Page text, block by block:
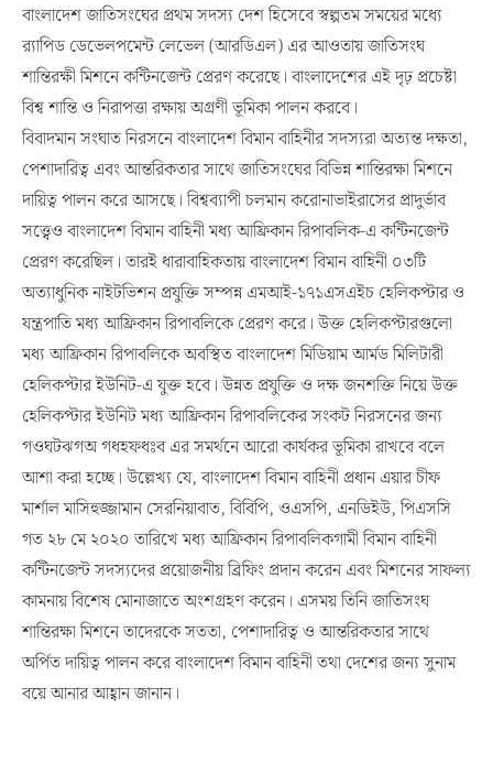
বাংলাদেশ জাতিসংঘের প্রথম সদস্য দেশ হিসেবে স্বল্পতম সময়ের মধ্যে
র‌্যাপিড ডেভেলপমেন্ট লেভেল (আরডিএল) এর আওতায় জাতিসংঘ
শান্তিরক্ষী মিশনে কন্টিনজেন্ট প্রেরণ করেছে। বাংলাদেশের এই দৃঢ় প্রচেষ্টা
বিশ্ব শান্তি ও নিরাপত্তা রক্ষায় অগ্রণী ভূমিকা পালন করবে।
বিবাদমান সংঘাত নিরসনে বাংলাদেশ বিমান বাহিনীর সদস্যরা অত্যন্ত দক্ষতা,
পেশাদারিত্ব এবং আন্তরিকতার সাথে জাতিসংঘের বিভিন্ন শান্তিরক্ষা মিশনে
দায়িত্ব পালন করে আসছে। বিশ্বব্যাপী চলমান করোনাভাইরাসের প্রাদুর্ভাব
সত্ত্বেও বাংলাদেশ বিমান বাহিনী মধ্য আফ্রিকান রিপাবলিক-এ কন্টিনজেন্ট
প্রেরণ করেছিল। তারই ধারাবাহিকতায় বাংলাদেশ বিমান বাহিনী ০৩টি
অত্যাধুনিক নাইটভিশন প্রযুক্তি সম্পন্ন এমআই-১৭১এসএইচ হেলিকপ্টার ও
যন্ত্রপাতি মধ্য আফ্রিকান রিপাবলিকে প্রেরণ করে। উক্ত হেলিকপ্টারগুলো
মধ্য আফ্রিকান রিপাবলিকে অবস্থিত বাংলাদেশ মিডিয়াম আর্মড মিলিটারী
হেলিকপ্টার ইউনিট-এ যুক্ত হবে। উন্নত প্রযুক্তি ও দক্ষ জনশক্তি নিয়ে উক্ত
হেলিকপ্টার ইউনিট মধ্য আফ্রিকান রিপাবলিকের সংকট নিরসনের জন্য
গওঘটঝগঅ গধহফধঃব এর সমর্থনে আরো কার্যকর ভূমিকা রাখবে বলে
আশা করা হচ্ছে। উল্লেখ্য যে, বাংলাদেশ বিমান বাহিনী প্রধান এয়ার চীফ
মার্শাল মাসিহুজ্জামান সেরনিয়াবাত, বিবিপি, ওএসপি, এনডিইউ, পিএসসি
গত ২৮ মে ২০২০ তারিখে মধ্য আফ্রিকান রিপাবলিকগামী বিমান বাহিনী
কন্টিনজেন্ট সদস্যদের প্রয়োজনীয় ব্রিফিং প্রদান করেন এবং মিশনের সাফল্য
কামনায় বিশেষ মোনাজাতে অংশগ্রহণ করেন। এসময় তিনি জাতিসংঘ
শান্তিরক্ষা মিশনে তাদেরকে সততা, পেশাদারিত্ব ও আন্তরিকতার সাথে
অর্পিত দায়িত্ব পালন করে বাংলাদেশ বিমান বাহিনী তথা দেশের জন্য সুনাম
বয়ে আনার আহ্বান জানান।